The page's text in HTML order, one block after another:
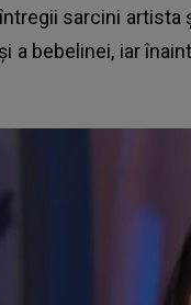
sarcini
a bebelinei, iar